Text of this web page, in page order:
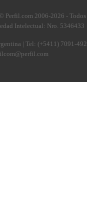
Perfil.com 2006-2026 - Todos
Intelectual: Nro. 5346433
| Tel: (+5411) 7091-